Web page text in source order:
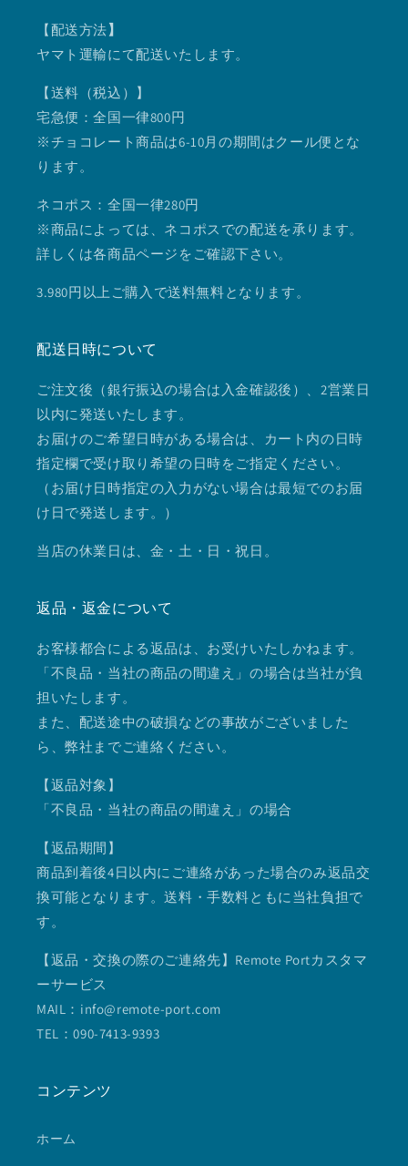
【配送方法】
ヤマト運輸にて配送いたします。
【送料（税込）】
宅急便：全国一律800円
※チョコレート商品は6-10月の期間はクール便とな
ります。
ネコポス：全国一律280円
※商品によっては、ネコポスでの配送を承ります。
詳しくは各商品ページをご確認下さい。
3.980円以上ご購入で送料無料となります。
配送日時について
ご注文後（銀行振込の場合は入金確認後）、2営業日
以内に発送いたします。
お届けのご希望日時がある場合は、カート内の日時
指定欄で受け取り希望の日時をご指定ください。
（お届け日時指定の入力がない場合は最短でのお届
け日で発送します。）
当店の休業日は、金・土・日・祝日。
返品・返金について
お客様都合による返品は、お受けいたしかねます。
「不良品・当社の商品の間違え」の場合は当社が負
担いたします。
また、配送途中の破損などの事故がございました
ら、弊社までご連絡ください。
【返品対象】
「不良品・当社の商品の間違え」の場合
【返品期間】
商品到着後4日以内にご連絡があった場合のみ返品交
換可能となります。送料・手数料ともに当社負担で
す。
【返品・交換の際のご連絡先】Remote Portカスタマ
ーサービス
MAIL：info@remote-port.com
TEL：090-7413-9393
コンテンツ
ホーム